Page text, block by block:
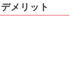
メリット